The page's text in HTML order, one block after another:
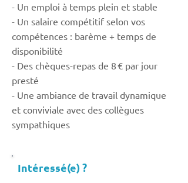
- Un emploi à temps plein et stable
- Un salaire compétitif selon vos
compétences : barème + temps de
disponibilité
- Des chèques-repas de 8 € par jour
presté
- Une ambiance de travail dynamique
et conviviale avec des collègues
sympathiques
Intéressé(e) ?